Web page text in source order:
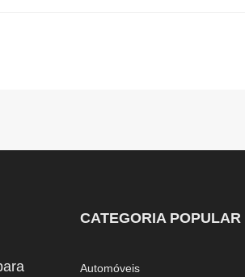
CATEGORIA POPULAR
Automóveis